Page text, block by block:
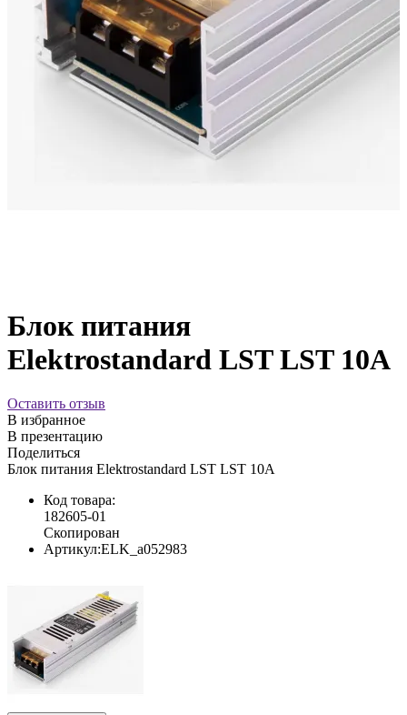
Блок питания
Elektrostandard LST LST 10A
Оставить отзыв
В избранное
В презентацию
Поделиться
Блок питания Elektrostandard LST LST 10A
Код товара:
182605-01
Скопирован
Артикул:ELK_a052983